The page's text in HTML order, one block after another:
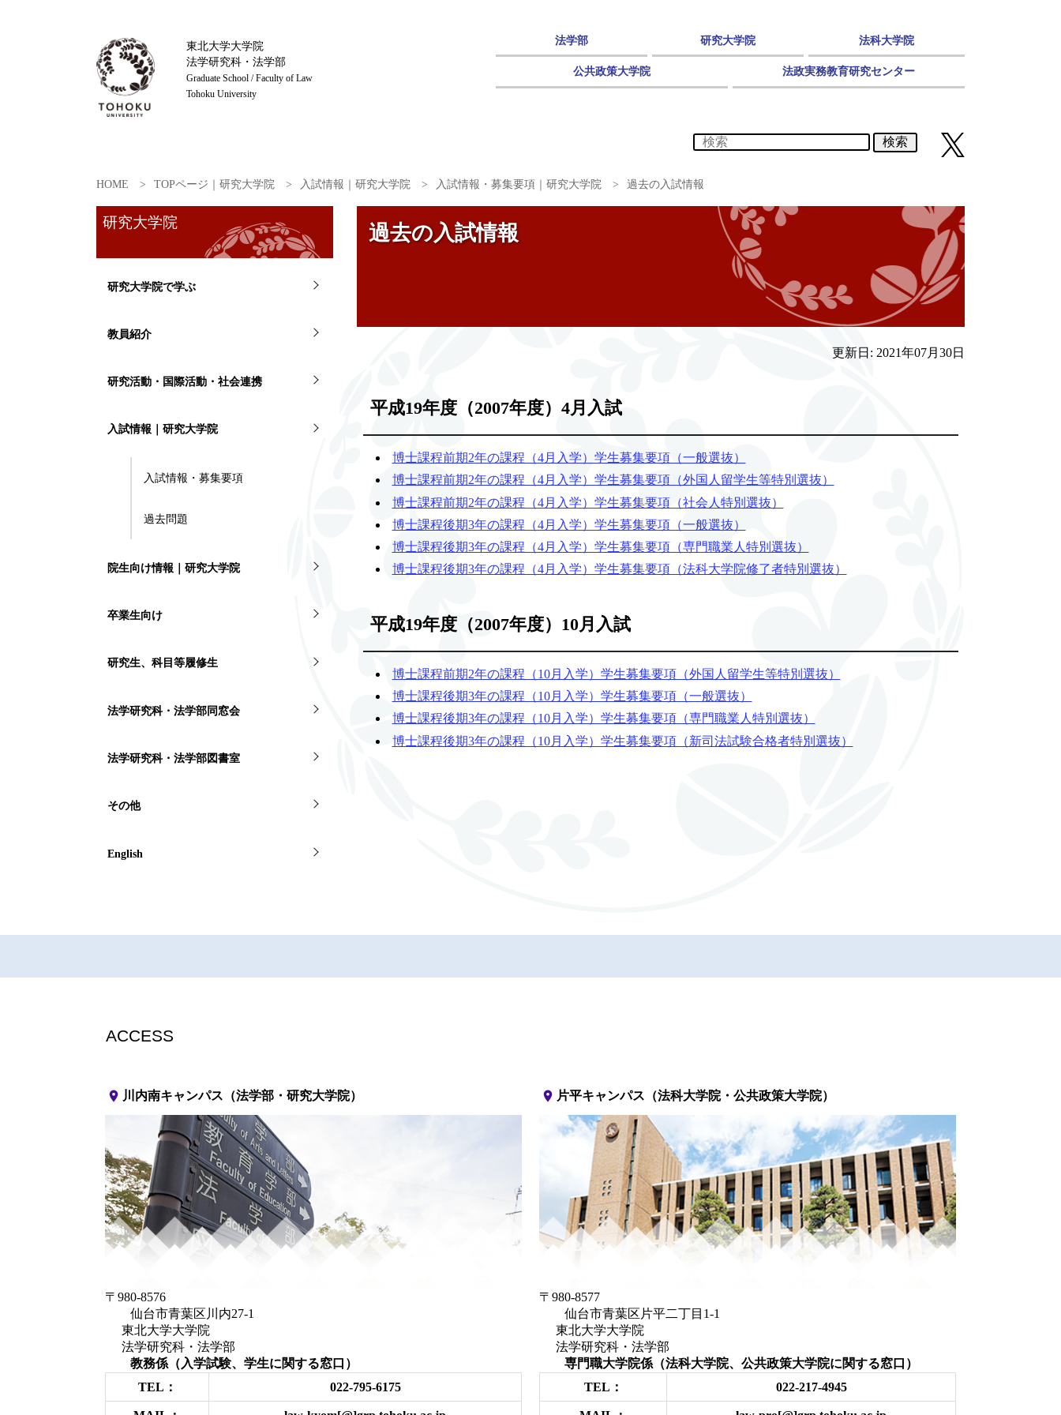
東北大学大学院
法学研究科・法学部
Graduate School / Faculty of Law
Tohoku University
法学部 研究大学院 法科大学院
公共政策大学院 法政実務教育研究センター
検索
HOME TOPページ｜研究大学院 入試情報｜研究大学院 入試情報・募集要項｜研究大学院 過去の入試情報
過去の入試情報
更新日: 2021年07月30日
平成19年度（2007年度）4月入試
博士課程前期2年の課程（4月入学）学生募集要項（一般選抜）
博士課程前期2年の課程（4月入学）学生募集要項（外国人留学生等特別選抜）
博士課程前期2年の課程（4月入学）学生募集要項（社会人特別選抜）
博士課程後期3年の課程（4月入学）学生募集要項（一般選抜）
博士課程後期3年の課程（4月入学）学生募集要項（専門職業人特別選抜）
博士課程後期3年の課程（4月入学）学生募集要項（法科大学院修了者特別選抜）
平成19年度（2007年度）10月入試
博士課程前期2年の課程（10月入学）学生募集要項（外国人留学生等特別選抜）
博士課程後期3年の課程（10月入学）学生募集要項（一般選抜）
博士課程後期3年の課程（10月入学）学生募集要項（専門職業人特別選抜）
博士課程後期3年の課程（10月入学）学生募集要項（新司法試験合格者特別選抜）
研究大学院
研究大学院で学ぶ
教員紹介
研究活動・国際活動・社会連携
入試情報｜研究大学院
入試情報・募集要項
過去問題
院生向け情報｜研究大学院
卒業生向け
研究生、科目等履修生
法学研究科・法学部同窓会
法学研究科・法学部図書室
その他
English
ACCESS
place 川内南キャンパス（法学部・研究大学院）
〒980-8576
仙台市青葉区川内27-1
東北大学大学院
法学研究科・法学部
教務係（入学試験、学生に関する窓口）
TEL：
022-795-6175
place 片平キャンパス（法科大学院・公共政策大学院）
〒980-8577
仙台市青葉区片平二丁目1-1
東北大学大学院
法学研究科・法学部
専門職大学院係（法科大学院、公共政策大学院に関する窓口）
TEL：
022-217-4945